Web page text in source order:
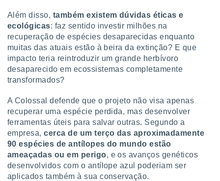
Além disso, também existem dúvidas éticas e
ecológicas: faz sentido investir milhões na
recuperação de espécies desaparecidas enquanto
muitas das atuais estão à beira da extinção? E que
impacto teria reintroduzir um grande herbívoro
desaparecido em ecossistemas completamente
transformados?
A Colossal defende que o projeto não visa apenas
recuperar uma espécie perdida, mas desenvolver
ferramentas úteis para salvar outras. Segundo a
empresa,cerca de um terço das aproximadamente
90 espécies de antílopes do mundo estão
ameaçadas ou em perigo, e os avanços genéticos
desenvolvidos com o antílope azul poderiam ser
aplicados também à sua conservação.